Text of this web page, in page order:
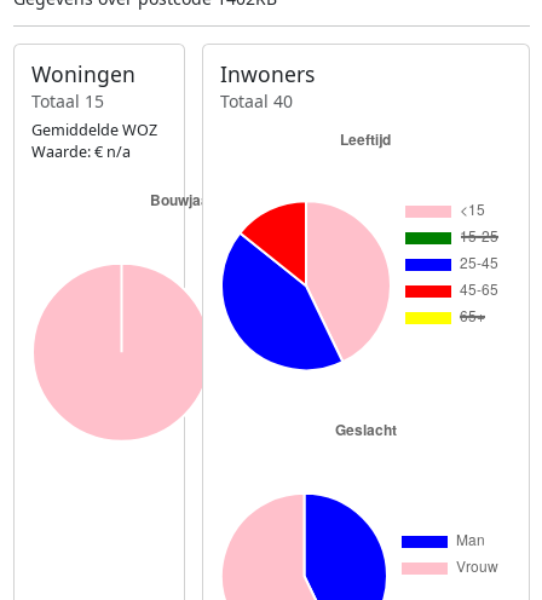
Woningen
Totaal 15
Gemiddelde WOZ
Waarde: € n/a
Inwoners
Totaal 40